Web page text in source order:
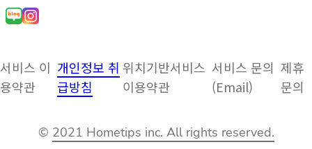
서비스 이
용약관
개인정보 취
급방침
위치기반서비스
이용약관
서비스 문의
(Email)
제휴
문의
© 2021 Hometips inc. All rights reserved.